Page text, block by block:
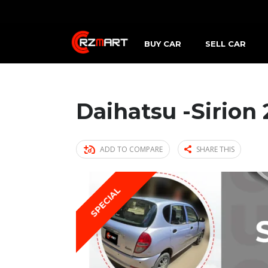
BUY CAR SELL CAR
Daihatsu -Sirion
ADD TO COMPARE SHARE THIS
SPECIAL